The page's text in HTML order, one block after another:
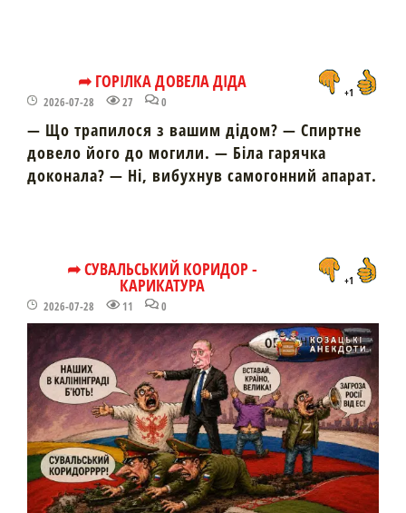
➦ ГОРІЛКА ДОВЕЛА ДІДА
2026-07-28 27 0
+1
— Що трапилося з вашим дідом? — Спиртне
довело його до могили. — Біла гарячка
доконала? — Ні, вибухнув самогонний апарат.
➦ СУВАЛЬСЬКИЙ КОРИДОР -
КАРИКАТУРА
2026-07-28 11 0
+1